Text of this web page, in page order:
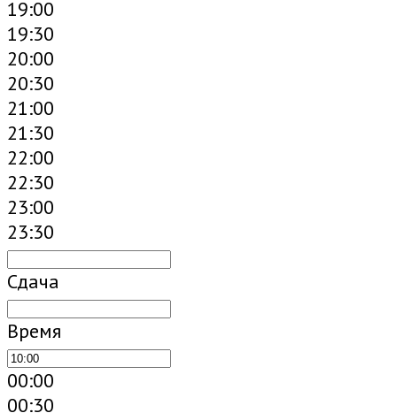
19:00
19:30
20:00
20:30
21:00
21:30
22:00
22:30
23:00
23:30
Сдача
Время
00:00
00:30